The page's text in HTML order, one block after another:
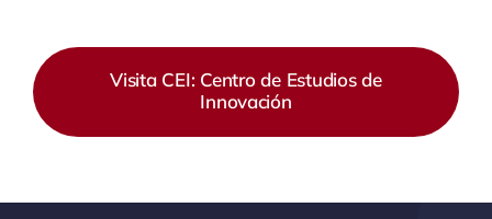
Visita CEI: Centro de Estudios de
Innovación